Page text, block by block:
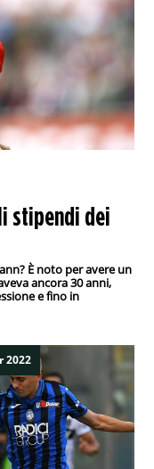
stipendi dei
È noto per avere un
ancora 30 anni,
e fino in
2022